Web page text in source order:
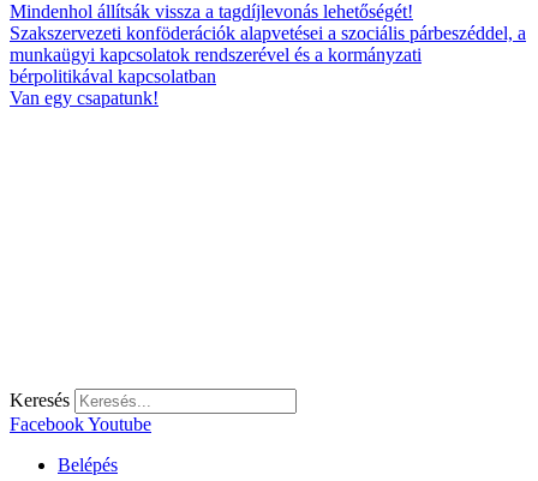
Mindenhol állítsák vissza a tagdíjlevonás lehetőségét!
Szakszervezeti konföderációk alapvetései a szociális párbeszéddel, a
munkaügyi kapcsolatok rendszerével és a kormányzati
bérpolitikával kapcsolatban
Van egy csapatunk!
Keresés
FacebookYoutube
Belépés